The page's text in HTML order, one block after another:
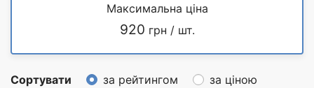
Максимальна ціна
920 грн / шт.
Сортувати за рейтингом
за ціною